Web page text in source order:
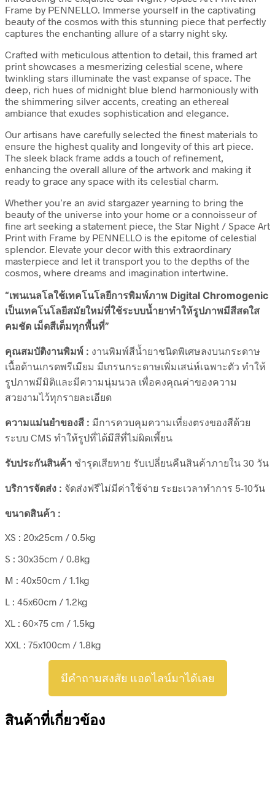
Frame by PENNELLO. Immerse yourself in the captivating
beauty of the cosmos with this stunning piece that perfectly
captures the enchanting allure of a starry night sky.
Crafted with meticulous attention to detail, this framed art
print showcases a mesmerizing celestial scene, where
twinkling stars illuminate the vast expanse of space. The
deep, rich hues of midnight blue blend harmoniously with
the shimmering silver accents, creating an ethereal
ambiance that exudes sophistication and elegance.
Our artisans have carefully selected the finest materials to
ensure the highest quality and longevity of this art piece.
The sleek black frame adds a touch of refinement,
enhancing the overall allure of the artwork and making it
ready to grace any space with its celestial charm.
Whether you’re an avid stargazer yearning to bring the
beauty of the universe into your home or a connoisseur of
fine art seeking a statement piece, the Star Night / Space Art
Print with Frame by PENNELLO is the epitome of celestial
splendor. Elevate your decor with this extraordinary
masterpiece and let it transport you to the depths of the
cosmos, where dreams and imagination intertwine.
“เพนเนลโลใช้เทคโนโลยีการพิมพ์ภาพ Digital Chromogenic
เป็นเทคโนโลยีสมัยใหม่ที่ใช้ระบบน้ำยาทำให้รูปภาพมีสีสดใส
คมชัด เม็ดสีเต็มทุกพื้นที่”
คุณสมบัติงานพิมพ์ : งานพิมพ์สีน้ำยาชนิดพิเศษลงบนกระดาษ
เนื้อด้านเกรดพรีเมียม มีเกรนกระดาษเพิ่มเสน่ห์เฉพาะตัว ทำให้
รูปภาพมีมิติและมีความนุ่มนวล เพื่อคงคุณค่าของความ
สวยงามไว้ทุกรายละเอียด
ความแม่นยำของสี : มีการควบคุมความเที่ยงตรงของสีด้วย
ระบบ CMS ทำให้รูปที่ได้มีสีที่ไม่ผิดเพี้ยน
รับประกันสินค้า ชำรุดเสียหาย รับเปลี่ยนคืนสินค้าภายใน 30 วัน
บริการจัดส่ง : จัดส่งฟรีไม่มีค่าใช้จ่าย ระยะเวลาทำการ 5-10วัน
ขนาดสินค้า :
XS : 20x25cm / 0.5kg
S : 30x35cm / 0.8kg
M : 40x50cm / 1.1kg
L : 45x60cm / 1.2kg
XL : 60×75 cm / 1.5kg
XXL : 75x100cm / 1.8kg
มีคำถามสงสัย แอดไลน์มาได้เลย
สินค้าที่เกี่ยวข้อง